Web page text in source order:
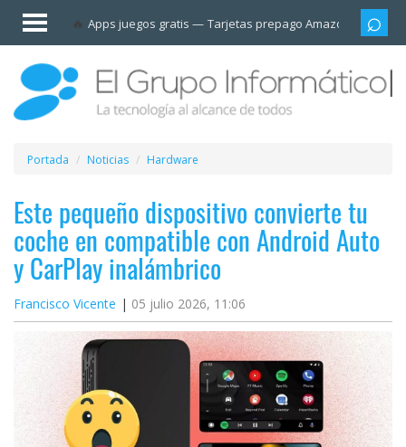
Apps juegos gratis Tarjetas prepago Amazon
Invitado
Iniciar
sesión /
Registrarse
Esenciales
Móviles
Ofertas
Apps
Redes
sociales
Plataformas
streaming
Portada Noticias Hardware
Este pequeño dispositivo convierte tu
coche en compatible con Android Auto
y CarPlay inalámbrico
Francisco Vicente 05 julio 2026, 11:06